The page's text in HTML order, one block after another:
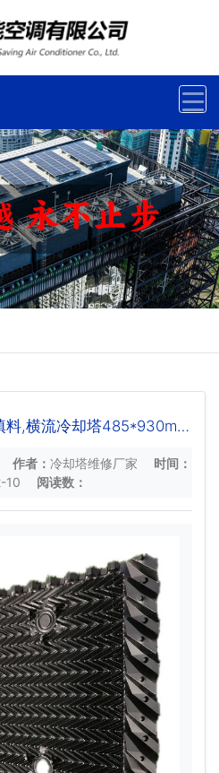
料,横流冷却塔485*930mm
作者： 冷却塔维修厂家
时间：
10
阅读数：